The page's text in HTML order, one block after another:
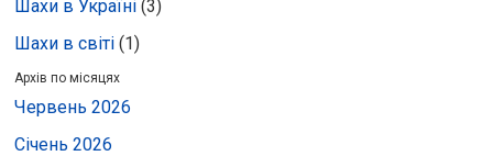
Шахи в Україні (3)
Шахи в світі (1)
Архів по місяцях
Червень 2026
Січень 2026